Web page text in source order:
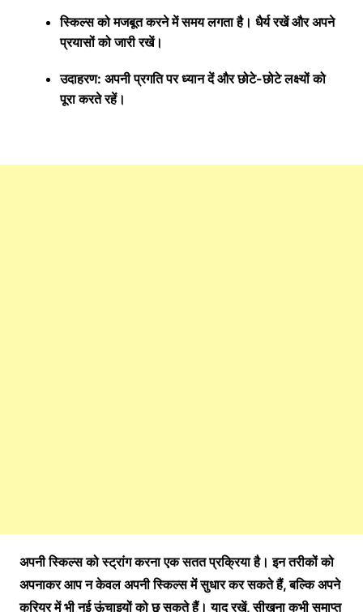
स्किल्स को मजबूत करने में समय लगता है। धैर्य रखें और अपने
प्रयासों को जारी रखें।
उदाहरण: अपनी प्रगति पर ध्यान दें और छोटे-छोटे लक्ष्यों को
पूरा करते रहें।
अपनी स्किल्स को स्ट्रांग करना एक सतत प्रक्रिया है। इन तरीकों को
अपनाकर आप न केवल अपनी स्किल्स में सुधार कर सकते हैं, बल्कि अपने
करियर में भी नई ऊंचाइयों को छू सकते हैं। याद रखें, सीखना कभी समाप्त